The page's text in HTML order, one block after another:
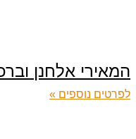
המאירי אלחנן
לפרטים נוספים »